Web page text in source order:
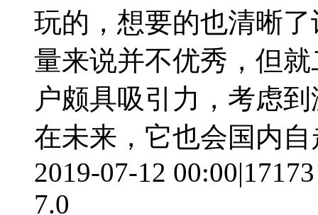
玩的，想要的也清晰
量来说并不优秀，但
户颇具吸引力，考虑
在未来，它也会国内
2019-07-12 00:00|17173
7.0